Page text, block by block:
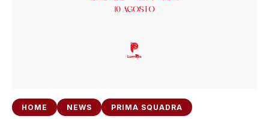
HOME NEWS PRIMA SQUADRA